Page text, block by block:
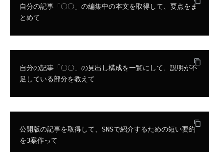
自分の記事「〇〇」の編集中の本文を取得して、要点をま
とめて
自分の記事「〇〇」の見出し構成を一覧にして、説明が不
足している部分を教えて
公開版の記事を取得して、SNSで紹介するための短い要約
を3案作って